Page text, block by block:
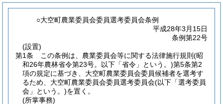
○大空町農業委員会委員選考委員会条例
平成28年3月15日
条例第22号
(設置)
第1条
この条例は、農業委員会等に関する法律施行規則 (昭
和26年農林省令第23号。以下「省令」という。)第5条第2
項の規定に基づき、大空町農業委員会委員候補者を選考す
るため、大空町農業委員会委員選考委員会(以下「選考委員
会」という。)を置く。
(所掌事務)